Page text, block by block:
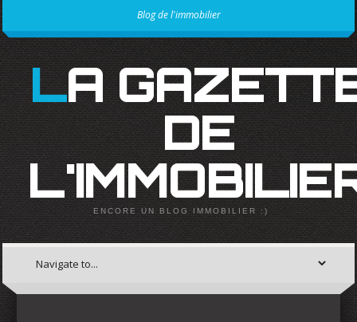
Blog de l'immobilier
LA GAZETTE
DE
ENCORE UN BLOG IMMOBILIER :)